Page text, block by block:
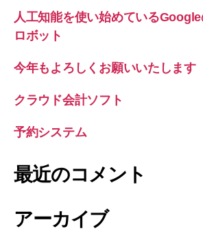
人工知能を使い始めている
ロボット
今年もよろしくお願いいたします
クラウド会計ソフト
予約システム
最近のコメント
アーカイブ